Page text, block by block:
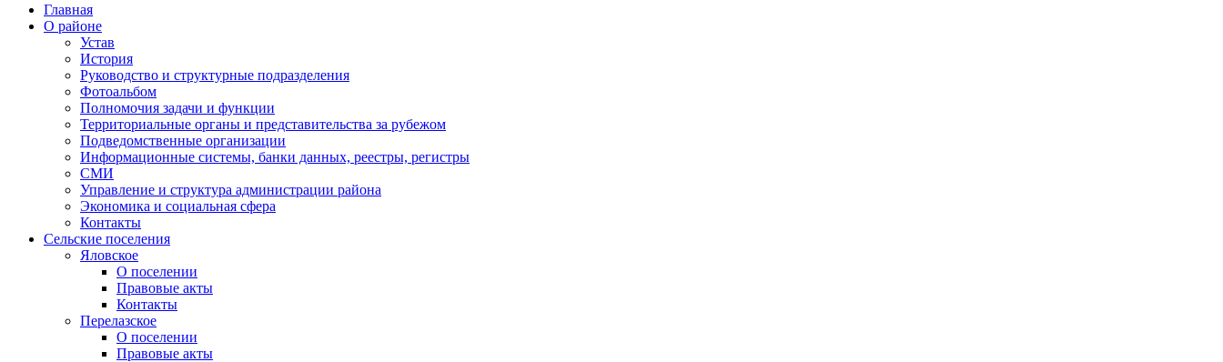
Главная
О районе
Устав
История
Руководство и структурные подразделения
Фотоальбом
Полномочия задачи и функции
Территориальные органы и представительства за рубежом
Подведомственные организации
Информационные системы, банки данных, реестры, регистры
СМИ
Управление и структура администрации района
Экономика и социальная сфера
Контакты
Сельские поселения
Яловское
О поселении
Правовые акты
Контакты
Перелазское
О поселении
Правовые акты